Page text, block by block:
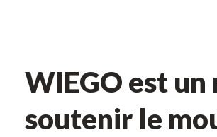
WIEGO est un
soutenir le